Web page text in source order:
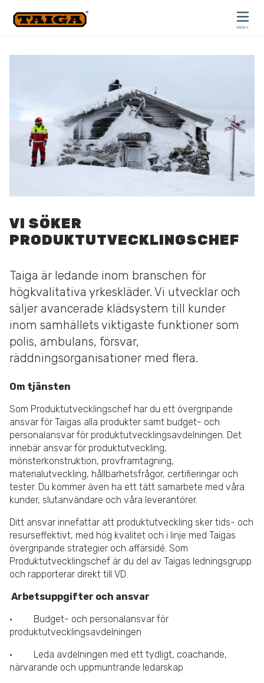
MENY
VI SÖKER
PRODUKTUTVECKLINGSCHEF
Taiga är ledande inom branschen för
högkvalitativa yrkeskläder. Vi utvecklar och
säljer avancerade klädsystem till kunder
inom samhällets viktigaste funktioner som
polis, ambulans, försvar,
räddningsorganisationer med flera.
Om tjänsten
Som Produktutvecklingschef har du ett övergripande
ansvar för Taigas alla produkter samt budget- och
personalansvar för produktutvecklingsavdelningen. Det
innebär ansvar för produktutveckling,
mönsterkonstruktion, provframtagning,
materialutveckling, hållbarhetsfrågor, certifieringar och
tester. Du kommer även ha ett tätt samarbete med våra
kunder, slutanvändare och våra leverantörer.
Ditt ansvar innefattar att produktutveckling sker tids- och
resurseffektivt, med hög kvalitet och i linje med Taigas
övergripande strategier och affärsidé. Som
Produktutvecklingschef är du del av Taigas ledningsgrupp
och rapporterar direkt till VD.
Arbetsuppgifter och ansvar
· Budget- och personalansvar för
produktutvecklingsavdelningen
· Leda avdelningen med ett tydligt, coachande,
närvarande och uppmuntrande ledarskap